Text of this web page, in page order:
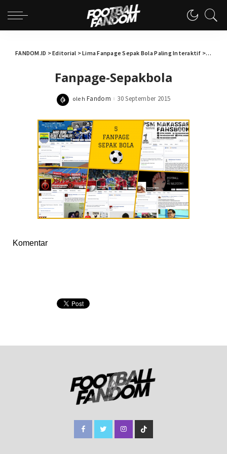
FANDOM.ID >Editorial >Lima Fanpage Sepak Bola Paling Interaktif >
Fanpage-Sepakbola
Posted
oleh Fandom 30 September 2015
Komentar